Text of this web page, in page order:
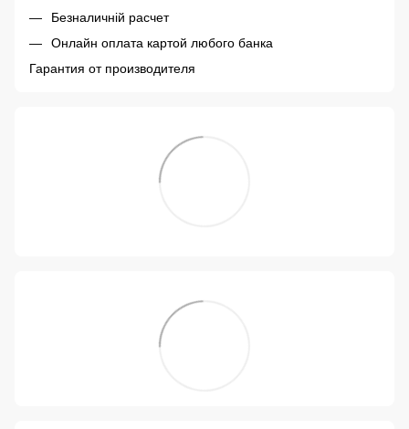
Безналичній расчет
Онлайн оплата картой любого банка
Гарантия от производителя